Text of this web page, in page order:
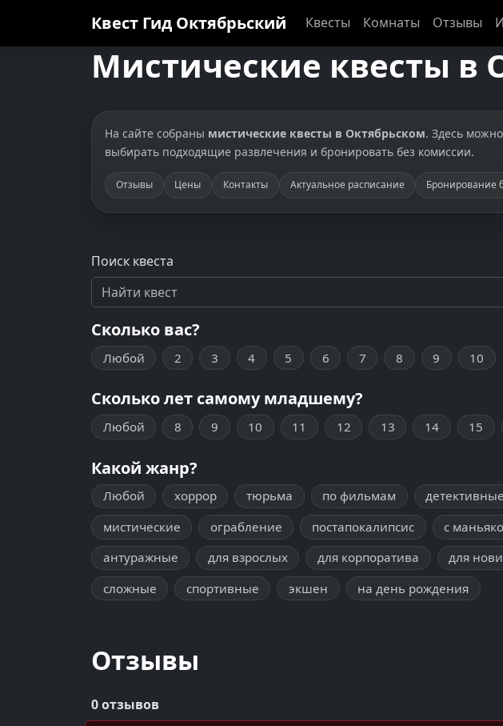
Квест Гид Октябрьский Квесты Комнаты Отзывы
Мистические квесты в
На сайте собраны мистические квесты в Октябрьском. Здесь
выбирать подходящие развлечения и бронировать без комиссии.
Отзывы Цены Контакты Актуальное расписание Бронирование
Поиск квеста
Сколько вас?
Любой 2 3 4 5 6 7 8 9 10
Сколько лет самому младшему?
Любой 8 9 10 11 12 13 14 15
Какой жанр?
Любой хоррор тюрьма по фильмам детективные
мистические
ограбление постапокалипсис с
антуражные
для взрослых для корпоратива для
сложные
спортивные экшен на день рождения
Отзывы
0 отзывов